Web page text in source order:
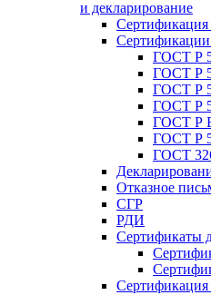
и декларирование
Сертификации
ГОСТ Р
ГОСТ Р
ГОСТ Р
ГОСТ Р
ГОСТ Р
ГОСТ Р
ГОСТ
Отказное
СГР
РДИ
Сертификаты